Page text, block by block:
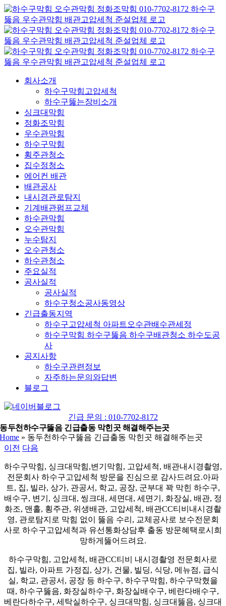
콘
텐
츠
로
건
너
회사소개
하수구막힘고압세척
하수구뚫는장비소개
싱크대막힘
정화조막힘
우수관막힘
하수구막힘
횡주관청소
집수정청소
에어컨 배관
배관공사
내시경관로탐지
기계배관펌프교체
하수관막힘
오수관막힘
누수탐지
오수관청소
하수관청소
주요실적
공사실적
공사실적
하수구청소공사동영상
긴급출동지역
하수구고압세척 아파트오수관배수관세정
하수구막힘 하수구뚫음 하수구배관청소 하수도공
사
공지사항
하수구관련정보
자주하는문의와답변
블로그
네
버
블
로
긴급 문의 : 010-7702-8172
동두천하수구뚫음 긴급출동 막힌곳 해결해주는곳
Home » 동두천하수구뚫음 긴급출동 막힌곳 해결해주는곳
이전 다음
하수구막힘, 싱크대막힘,변기막힘, 고압세척, 배관내시경촬영,
전문회사 하수구고압세척 방문을 진심으로 감사드려요.아파
트, 집, 빌라, 상가, 관공서, 학교, 공장, 군부대 꽉 막힌 하수구,
배수구, 변기, 싱크대, 씽크대, 세면대, 세면기, 화장실, 배관, 정
화조, 맨홀, 횡주관, 위생배관, 고압세척, 배관CC티비내시경촬
영, 관로탐지로 막힘 없이 뚫음 수리, 교체공사로 보수전문회
사로 하수구고압세척과 유선통화상담후 출동 방문혜택로시희
망하게뚫어드려요.
​하수구막힘, 고압세척, 배관CC티비 내시경촬영 전문회사로
집, 빌라, 아파트 가정집, 상가, 건물, 빌딩, 식당, 메뉴점, 급식
실, 학교, 관공서, 공장 등 하수구, 하수구막힘, 하수구막혔을
때, 하수구뚫음, 화장실하수구, 화장실배수구, 베란다배수구,
베란다하수구, 세탁실하수구, 싱크대막힘, 싱크대뚫음, 싱크대